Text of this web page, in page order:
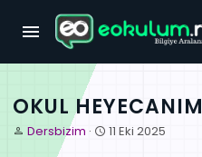
OKUL HEYECANIM
K
Dersbizim
B
11 Eki 2025